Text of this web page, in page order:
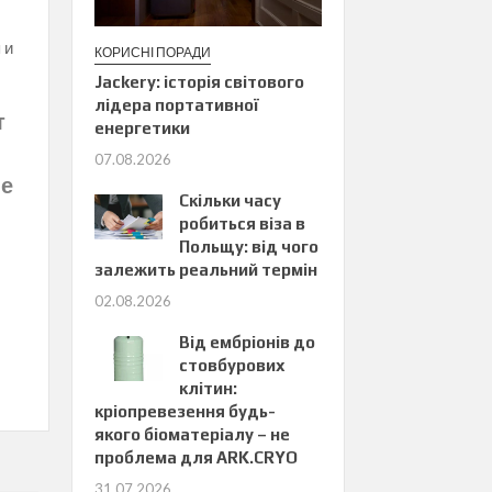
и КОРИСНІ ПОРАДИ
Jackery: історія світового
лідера портативної
енергетики
07.08.2026
Скільки часу
робиться віза в
Польщу: від чого
залежить реальний термін
02.08.2026
Від ембріонів до
стовбурових
клітин:
кріопревезення будь-
якого біоматеріалу – не
проблема для ARK.CRYO